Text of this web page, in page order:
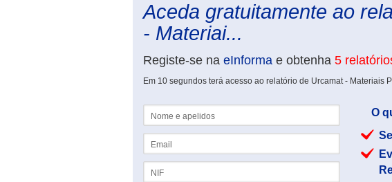
Aceda gratuitamente ao
- Materiai...
Registe-se na eInforma e obtenha 5
Em 10 segundos terá acesso ao relatório de Urcamat - Materiais
O